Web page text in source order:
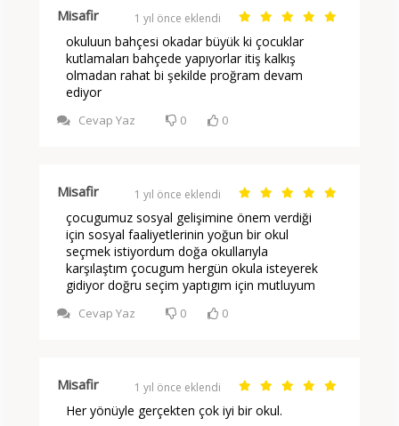
Misafir 1 yıl önce eklendi
okuluun bahçesi okadar büyük ki çocuklar
kutlamaları bahçede yapıyorlar itiş kalkış
olmadan rahat bi şekilde proğram devam
ediyor
Cevap Yaz 0 0
Misafir 1 yıl önce eklendi
çocugumuz sosyal gelişimine önem verdiği
için sosyal faaliyetlerinin yoğun bir okul
seçmek istiyordum doğa okullarıyla
karşılaştım çocugum hergün okula isteyerek
gidiyor doğru seçim yaptıgım için mutluyum
Cevap Yaz 0 0
Misafir 1 yıl önce eklendi
Her yönüyle gerçekten çok iyi bir okul.